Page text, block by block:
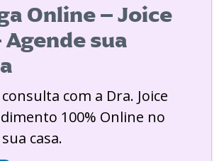
Online – Joice
Agende sua
com a Dra. Joice
100% Online no
casa.